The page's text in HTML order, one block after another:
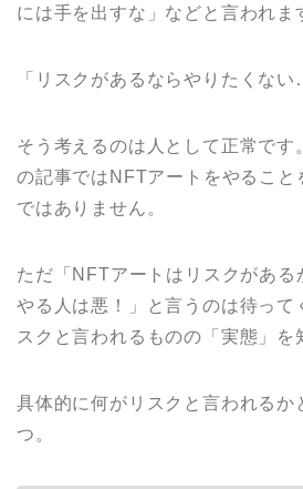
には手を出すな」などと言われま
「リスクがあるならやりたくない
そう考えるのは人として正常です
の記事ではNFTアートをやること
ではありません。
ただ「NFTアートはリスクがある
やる人は悪！」と言うのは待って
スクと言われるものの「実態」を
具体的に何がリスクと言われるか
つ。